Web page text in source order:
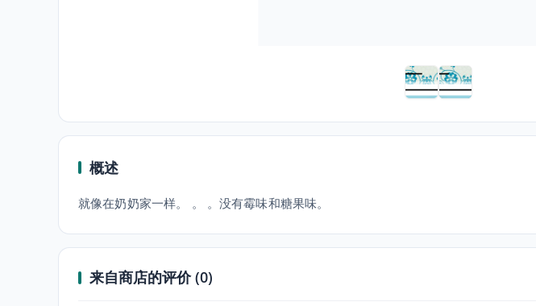
概述
就像在奶奶家一样。 。 。没有霉味和糖果味。
来自商店的评价 (0)